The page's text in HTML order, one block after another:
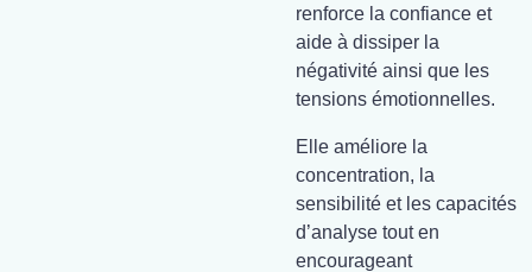
renforce la confiance et
aide à dissiper la
négativité ainsi que les
tensions émotionnelles.
Elle améliore la
concentration, la
sensibilité et les capacités
d’analyse tout en
encourageant